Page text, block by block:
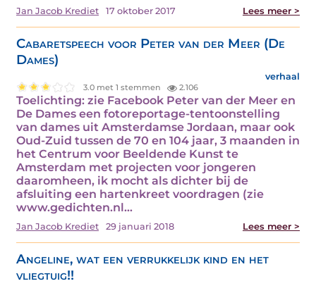
Jan Jacob Krediet 17 oktober 2017 Lees meer >
Cabaretspeech voor Peter van der Meer (De
Dames)
verhaal
3.0 met 1 stemmen 2.106
Toelichting: zie Facebook Peter van der Meer en
De Dames een fotoreportage-tentoonstelling
van dames uit Amsterdamse Jordaan, maar ook
Oud-Zuid tussen de 70 en 104 jaar, 3 maanden in
het Centrum voor Beeldende Kunst te
Amsterdam met projecten voor jongeren
daaromheen, ik mocht als dichter bij de
afsluiting een hartenkreet voordragen (zie
www.gedichten.nl…
Jan Jacob Krediet 29 januari 2018 Lees meer >
Angeline, wat een verrukkelijk kind en het
vliegtuig!!